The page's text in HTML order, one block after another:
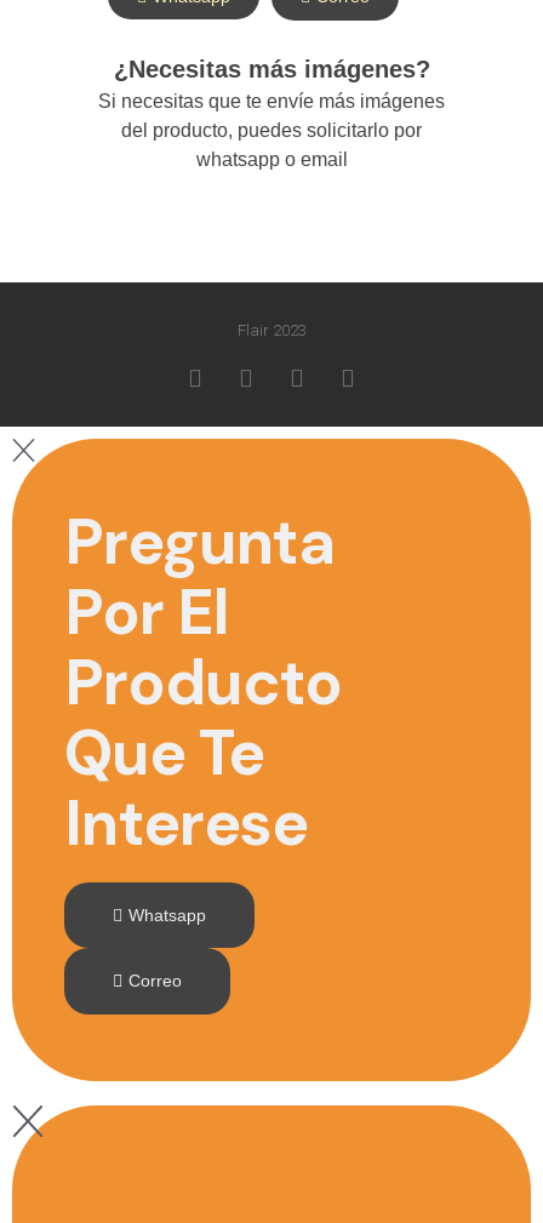
¿Necesitas más imágenes?
Si necesitas que te envíe más imágenes
del producto, puedes solicitarlo por
whatsapp o email
Flair 2023
Pregunta
Por El
Producto
Que Te
Interese
Whatsapp
Correo